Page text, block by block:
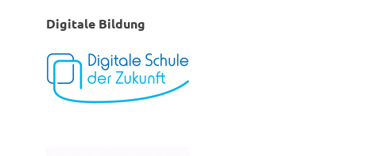
Digitale Bildung